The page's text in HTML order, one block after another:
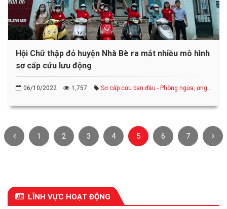
Hội Chữ thập đỏ huyện Nhà Bè ra mắt nhiều mô hình
sơ cấp cứu lưu động
06/10/2022 1,757
Sơ cấp cứu ban đầu - Phòng ngừa, ứng
1 2 3 4 5 6 7
LĨNH VỰC HOẠT ĐỘNG